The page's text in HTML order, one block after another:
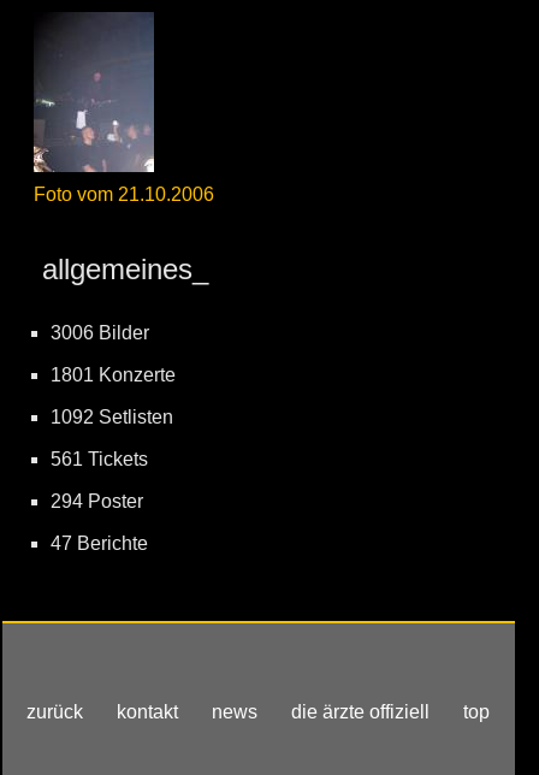
Foto vom 21.10.2006
allgemeines_
3006 Bilder
1801 Konzerte
1092 Setlisten
561 Tickets
294 Poster
47 Berichte
zurück kontakt news die ärzte offiziell top